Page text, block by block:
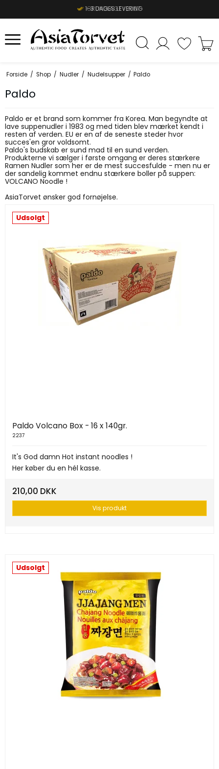
1-3 DAGES LEVERING
Forside / Shop / Nudler / Nudelsupper / Paldo
Paldo
Paldo er et brand som kommer fra Korea. Man begyndte at
lave suppenudler i 1983 og med tiden blev mærket kendt i
resten af verden. EU er en af de seneste steder hvor
succes'en gror voldsomt.
Paldo's budskab er sund mad til en sund verden.
Produkterne vi sælger i første omgang er deres stærkere
Ramen Nudler som her er de mest succesfulde - men nu er
der sandelig kommet endnu stærkere boller på suppen:
VOLCANO Noodle !
AsiaTorvet ønsker god fornøjelse.
Udsolgt
Paldo Volcano Box - 16 x 140gr.
2237
It's God damn Hot instant noodles !
Her køber du en hél kasse.
210,00 DKK
Vis produkt
Udsolgt